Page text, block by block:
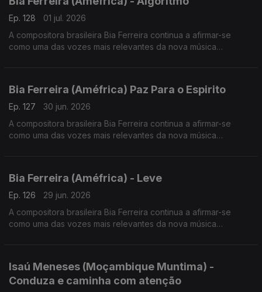
Ep. 128
01 jul. 2026
A compositora brasileira Bia Ferreira continua a afirmar-se
como uma das vozes mais relevantes da nova música
Bia Ferreira (Améfrica) Paz Para o Espirito
Ep. 127
30 jun. 2026
A compositora brasileira Bia Ferreira continua a afirmar-se
como uma das vozes mais relevantes da nova música
Bia Ferreira (Améfrica) - Leve
Ep. 126
29 jun. 2026
A compositora brasileira Bia Ferreira continua a afirmar-se
como uma das vozes mais relevantes da nova música
Isaú Meneses (Moçambique Muntima) -
Conduza e caminha com atenção